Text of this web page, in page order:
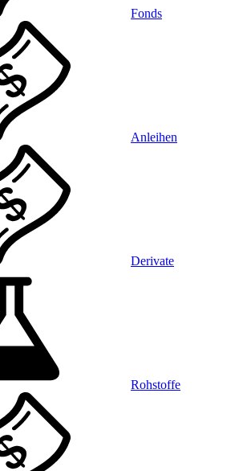
Fonds
Anleihen
Derivate
Rohstoffe